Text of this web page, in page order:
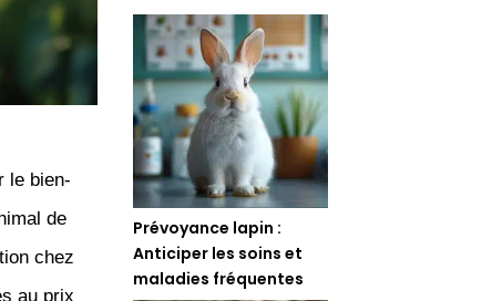
le bien-
de
chez
au prix
Prévoyance lapin :
Anticiper les soins et
maladies fréquentes